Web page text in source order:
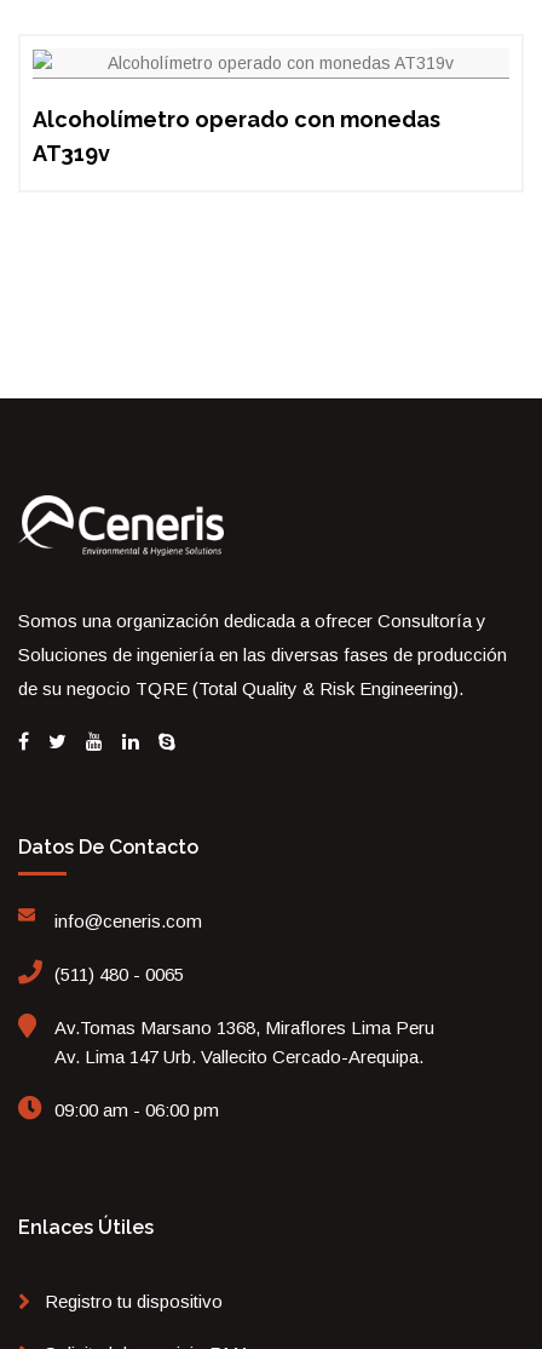
Alcoholímetro operado con monedas
AT319v
Somos una organización dedicada a ofrecer Consultoría y
Soluciones de ingeniería en las diversas fases de producción
de su negocio TQRE (Total Quality & Risk Engineering).
Datos De Contacto
info@ceneris.com
(511) 480 - 0065
Av.Tomas Marsano 1368, Miraflores Lima Peru
Av. Lima 147 Urb. Vallecito Cercado-Arequipa.
09:00 am - 06:00 pm
Enlaces Útiles
Registro tu dispositivo